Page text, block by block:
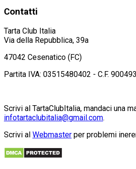
Contatti
Tarta Club Italia
Via della Repubblica, 39a
47042 Cesenatico (FC)
Partita IVA: 03515480402 - C.F.
Scrivi al TartaClubItalia, mandaci una
infotartaclubitalia@gmail.com.
Scrivi al Webmaster per problemi